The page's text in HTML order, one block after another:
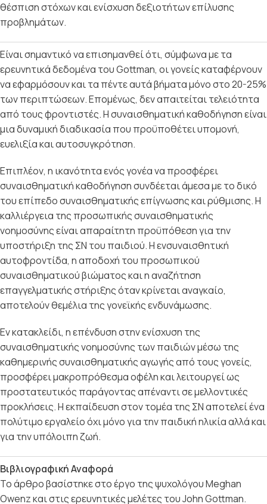
θέσπιση στόχων και ενίσχυση δεξιοτήτων επίλυσης
προβλημάτων.
Είναι σημαντικό να επισημανθεί ότι, σύμφωνα με τα
ερευνητικά δεδομένα του Gottman, οι γονείς καταφέρνουν
να εφαρμόσουν και τα πέντε αυτά βήματα μόνο στο 20-25%
των περιπτώσεων. Επομένως, δεν απαιτείται τελειότητα
από τους φροντιστές. Η συναισθηματική καθοδήγηση είναι
μια δυναμική διαδικασία που προϋποθέτει υπομονή,
ευελιξία και αυτοσυγκρότηση.
Επιπλέον, η ικανότητα ενός γονέα να προσφέρει
συναισθηματική καθοδήγηση συνδέεται άμεσα με το δικό
του επίπεδο συναισθηματικής επίγνωσης και ρύθμισης. Η
καλλιέργεια της προσωπικής συναισθηματικής
νοημοσύνης είναι απαραίτητη προϋπόθεση για την
υποστήριξη της ΣΝ του παιδιού. Η ενσυναισθητική
αυτοφροντίδα, η αποδοχή του προσωπικού
συναισθηματικού βιώματος και η αναζήτηση
επαγγελματικής στήριξης όταν κρίνεται αναγκαίο,
αποτελούν θεμέλια της γονεϊκής ενδυνάμωσης.
Εν κατακλείδι, η επένδυση στην ενίσχυση της
συναισθηματικής νοημοσύνης των παιδιών μέσω της
καθημερινής συναισθηματικής αγωγής από τους γονείς,
προσφέρει μακροπρόθεσμα οφέλη και λειτουργεί ως
προστατευτικός παράγοντας απέναντι σε μελλοντικές
προκλήσεις. Η εκπαίδευση στον τομέα της ΣΝ αποτελεί ένα
πολύτιμο εργαλείο όχι μόνο για την παιδική ηλικία αλλά και
για την υπόλοιπη ζωή.
Βιβλιογραφική Αναφορά
Το άρθρο βασίστηκε στο έργο της ψυχολόγου Meghan
Owenz και στις ερευνητικές μελέτες του John Gottman.